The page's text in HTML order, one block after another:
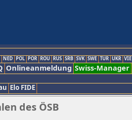
NED POL POR ROU RUS SRB SVK SWE TUR UKR VIE
Onlineanmeldung Swiss-Manager
Elo FIDE
des ÖSB